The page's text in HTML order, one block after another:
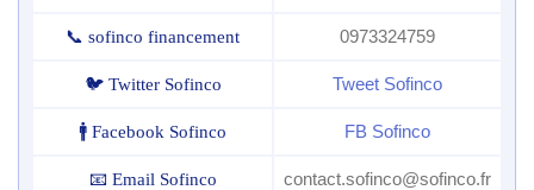
📞 sofinco financement 0973324759
🐦 Twitter Sofinco Tweet Sofinco
🚹 Facebook Sofinco FB Sofinco
📧 Email Sofinco contact.sofinco@sofinco.fr